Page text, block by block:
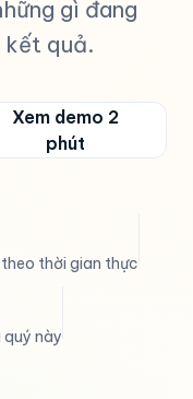
gì đang
kết quả.
Xem demo 2
phút
thời gian thực
này